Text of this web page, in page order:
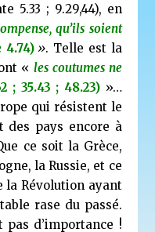
5.33 ; 9.29,44), en
qu’ils soient
4.74)». Telle est la
«les coutumes ne
; 35.43 ; 48.23)»…
qui résistent le
des pays encore à
ce soit la Grèce,
la Russie, et ce
Révolution ayant
rase du passé.
pas d’importance !